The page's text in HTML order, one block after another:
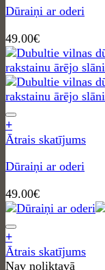
Dūraiņi ar oderi
49.00€
+
Ātrais skatījums
Dūraiņi ar oderi
49.00€
+
Ātrais skatījums
Nav noliktavā